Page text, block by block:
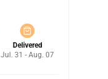
Delivered
Jul. 31 - Aug. 07